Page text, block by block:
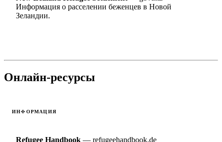
Информация о расселении беженцев в Новой
Зеландии.
Онлайн-ресурсы
ИНФОРМАЦИЯ
Refugee Handbook — refugeehandbook.de